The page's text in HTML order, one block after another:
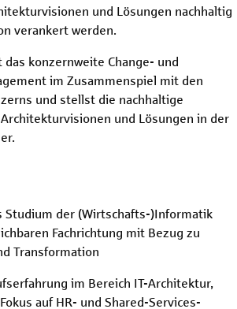
und Lösungen nachhaltig
verankert werden.
konzernweite Change- und
im Zusammenspiel mit den
und stellst die nachhaltige
und Lösungen in der
Studium der (Wirtschafts-)Informatik
Fachrichtung mit Bezug zu
Transformation
im Bereich IT-Architektur,
auf HR- und Shared-Services-